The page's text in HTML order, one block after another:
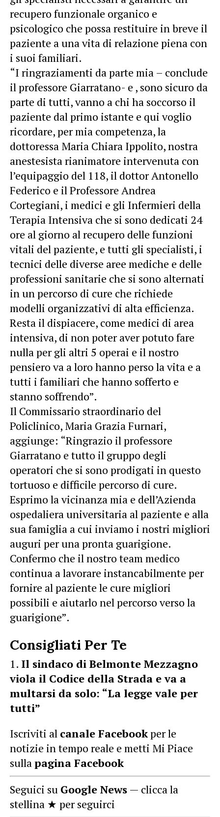
recupero funzionale organico e
psicologico che possa restituire in breve il
paziente a una vita di relazione piena con
i suoi familiari.
“I ringraziamenti da parte mia – conclude
il professore Giarratano- e , sono sicuro da
parte di tutti, vanno a chi ha soccorso il
paziente dal primo istante e qui voglio
ricordare, per mia competenza, la
dottoressa Maria Chiara Ippolito, nostra
anestesista rianimatore intervenuta con
l’equipaggio del 118, il dottor Antonello
Federico e il Professore Andrea
Cortegiani, i medici e gli Infermieri della
Terapia Intensiva che si sono dedicati 24
ore al giorno al recupero delle funzioni
vitali del paziente, e tutti gli specialisti, i
tecnici delle diverse aree mediche e delle
professioni sanitarie che si sono alternati
in un percorso di cure che richiede
modelli organizzativi di alta efficienza.
Resta il dispiacere, come medici di area
intensiva, di non poter aver potuto fare
nulla per gli altri 5 operai e il nostro
pensiero va a loro hanno perso la vita e a
tutti i familiari che hanno sofferto e
stanno soffrendo”.
Il Commissario straordinario del
Policlinico, Maria Grazia Furnari,
aggiunge: “Ringrazio il professore
Giarratano e tutto il gruppo degli
operatori che si sono prodigati in questo
tortuoso e difficile percorso di cure.
Esprimo la vicinanza mia e dell’Azienda
ospedaliera universitaria al paziente e alla
sua famiglia a cui inviamo i nostri migliori
auguri per una pronta guarigione.
Confermo che il nostro team medico
continua a lavorare instancabilmente per
fornire al paziente le cure migliori
possibili e aiutarlo nel percorso verso la
guarigione”.
Consigliati Per Te
Il sindaco di Belmonte Mezzagno
viola il Codice della Strada e va a
multarsi da solo: “La legge vale per
tutti”
Iscriviti al canale Facebookper le
notizie in tempo reale e metti Mi Piace
sullapagina Facebook
Seguici su Google News — clicca la
stellina ★ per seguirci